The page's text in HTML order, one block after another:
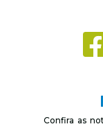
Confira as